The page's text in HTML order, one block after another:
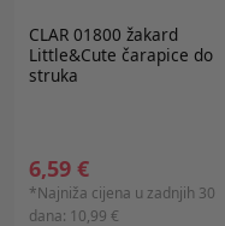
CLAR 01800 žakard
Little&Cute čarapice do
struka
6,59 €
*Najniža cijena u zadnjih 30
dana: 10,99 €